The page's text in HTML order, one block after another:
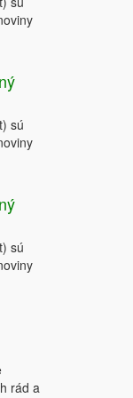
sú
sú
rád a